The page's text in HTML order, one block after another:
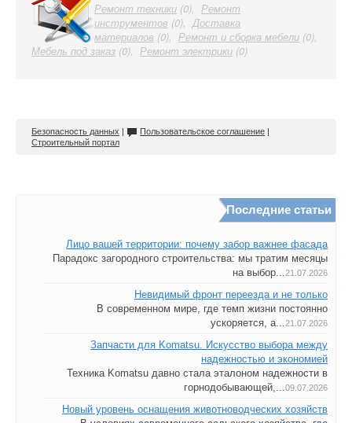
Ремонт техники (0), Ремонт
инструментов (0),Доставка
материалов (0), Ремонт и сборка мебели (0),
Мебель под заказ (0), Ремонт электрики (0)
Безопасность данных | Пользовательское соглашение |
Строительный портал
Последние статьи
Лицо вашей территории: почему забор важнее фасада
Парадокс загородного строительства: мы тратим месяцы
на выбор...21.07.2026
Невидимый фронт переезда и не только
В современном мире, где темп жизни постоянно
ускоряется, а...21.07.2026
Запчасти для Komatsu. Искусство выбора между
надежностью и экономией
Техника Komatsu давно стала эталоном надежности в
горнодобывающей,...09.07.2026
Новый уровень оснащения животноводческих хозяйств